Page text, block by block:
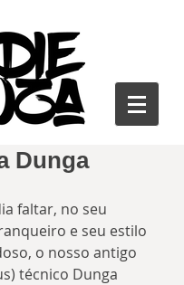
Dunga
faltar, no seu
e seu estilo
o nosso antigo
técnico Dunga